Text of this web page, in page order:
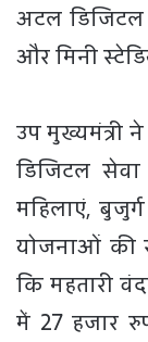
अटल डिजिटल
और मिनी
उप
डिजिटल
महिलाएं,
योजनाओं की
कि महतारी
में 27 हजार